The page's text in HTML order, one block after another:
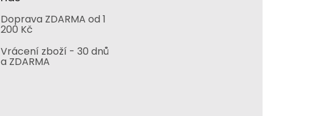
Doprava ZDARMA od 1
200 Kč
Vrácení zboží - 30 dnů
a ZDARMA